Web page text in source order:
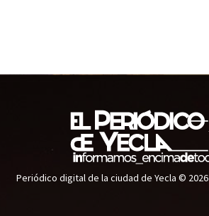
Periódico digital de la ciudad de Yecla © 2026